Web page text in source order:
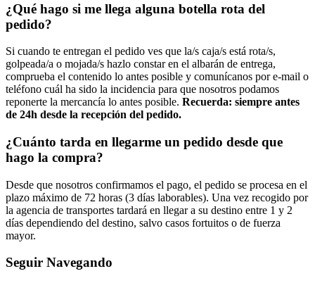
¿Qué hago si me llega alguna botella rota del
pedido?
Si cuando te entregan el pedido ves que la/s caja/s está rota/s,
golpeada/a o mojada/s hazlo constar en el albarán de entrega,
comprueba el contenido lo antes posible y comunícanos por e-mail o
teléfono cuál ha sido la incidencia para que nosotros podamos
reponerte la mercancía lo antes posible. Recuerda: siempre antes
de 24h desde la recepción del pedido.
¿Cuánto tarda en llegarme un pedido desde que
hago la compra?
Desde que nosotros confirmamos el pago, el pedido se procesa en el
plazo máximo de 72 horas (3 días laborables). Una vez recogido por
la agencia de transportes tardará en llegar a su destino entre 1 y 2
días dependiendo del destino, salvo casos fortuitos o de fuerza
mayor.
Seguir Navegando